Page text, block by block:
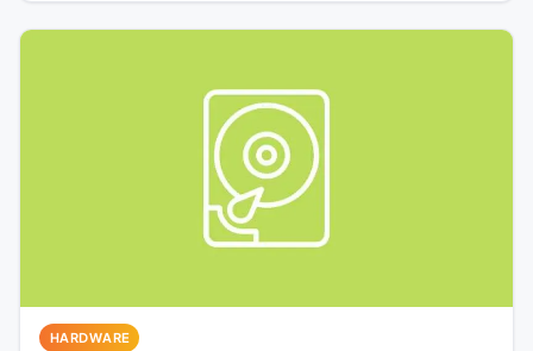
HARDWARE